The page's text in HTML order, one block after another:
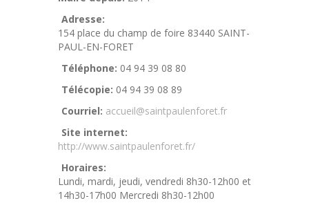
Adresse:
154 place du champ de foire 83440 SAINT-
PAUL-EN-FORET
Téléphone: 04 94 39 08 80
Télécopie: 04 94 39 08 89
Courriel: accueil@saintpaulenforet.fr
Site internet:
http://www.saintpaulenforet.fr/
Horaires:
Lundi, mardi, jeudi, vendredi 8h30-12h00 et
14h30-17h00 Mercredi 8h30-12h00